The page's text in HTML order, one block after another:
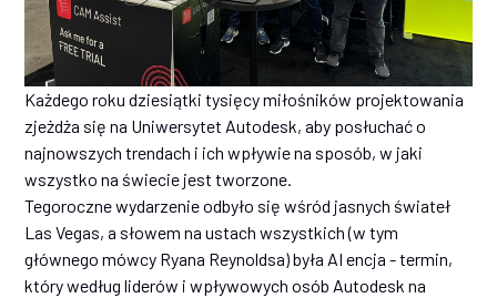
Każdego roku dziesiątki tysięcy miłośników projektowania
zjeżdża się na Uniwersytet Autodesk, aby posłuchać o
najnowszych trendach i ich wpływie na sposób, w jaki
wszystko na świecie jest tworzone.
Tegoroczne wydarzenie odbyło się wśród jasnych świateł
Las Vegas, a słowem na ustach wszystkich (w tym
głównego mówcy Ryana Reynoldsa) była AI encja - termin,
który według liderów i wpływowych osób Autodesk na